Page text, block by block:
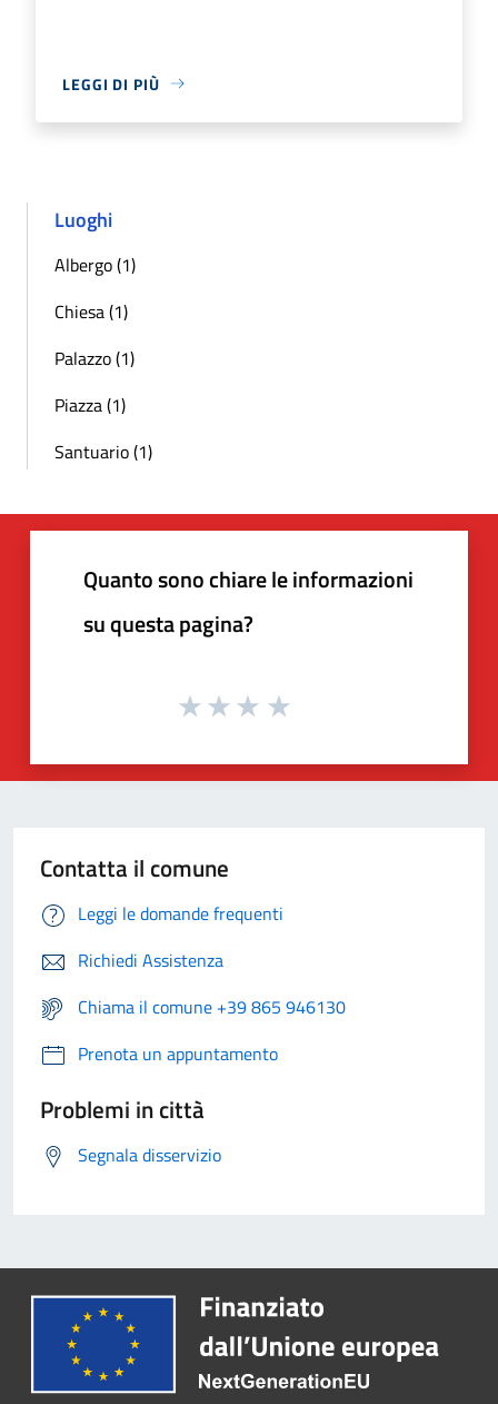
LEGGI DI PIÙ
Luoghi
Albergo (1)
Chiesa (1)
Palazzo (1)
Piazza (1)
Santuario (1)
Quanto sono chiare le informazioni
su questa pagina?
Contatta il comune
Leggi le domande frequenti
Richiedi Assistenza
Chiama il comune +39 865 946130
Prenota un appuntamento
Problemi in città
Segnala disservizio